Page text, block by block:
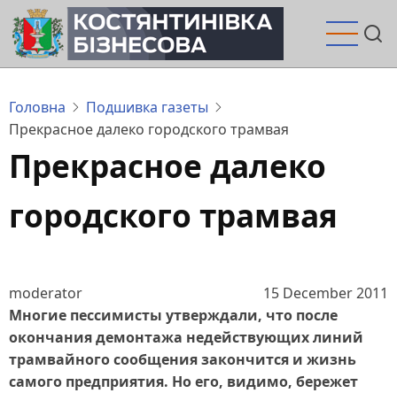
Перейти
до
основного
Головна
Подшивка газеты
Прекрасное далеко городского трамвая
Прекрасное далеко
городского трамвая
moderator
15 December 2011
Многие пессимисты утверждали, что после
окончания демонтажа недействующих линий
трамвайного сообщения закончится и жизнь
самого предприятия. Но его, видимо, бережет